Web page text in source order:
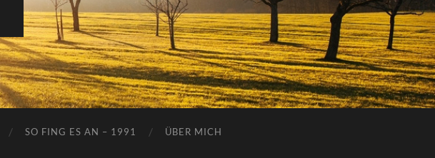
SO FING ES AN – 1991 ÜBER MICH